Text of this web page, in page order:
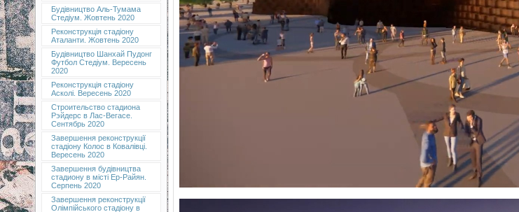
Будівництво Аль-Тумама
Стедіум. Жовтень 2020
Реконструкція стадіону
Аталанти. Жовтень 2020
Будівництво Шанхай Пудонг
Футбол Стедіум. Вересень
2020
Реконструкція стадіону
Асколі. Вересень 2020
Строительство стадиона
Рэйдерс в Лас-Вегасе.
Сентябрь 2020
Завершення реконструкції
стадіону Колос в Ковалівці.
Вересень 2020
Завершення будівництва
стадиону в місті Ер-Райян.
Серпень 2020
Завершення реконструкції
Олімпійського стадіону в